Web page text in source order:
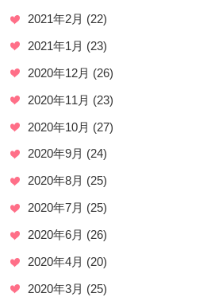
2021年2月 (22)
2021年1月 (23)
2020年12月 (26)
2020年11月 (23)
2020年10月 (27)
2020年9月 (24)
2020年8月 (25)
2020年7月 (25)
2020年6月 (26)
2020年4月 (20)
2020年3月 (25)